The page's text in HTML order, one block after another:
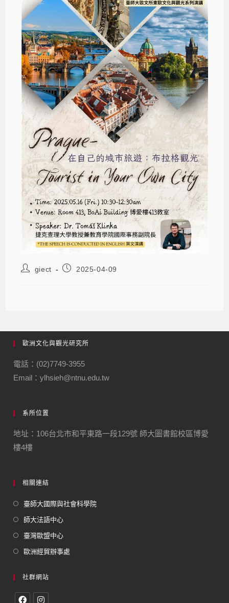
giect 2025-04-09
歐洲文化與觀光研究所
電話：(02)7749-3955
Email：ylhsieh@ntnu.edu.tw
系所位置
地址：106台北市和平東路一段129號 師大圖書館校區博愛
樓4樓
相關連結
臺師大國際與社會科學院
師大法語中心
臺灣歐盟中心
歐洲經貿辦事處
社群網站